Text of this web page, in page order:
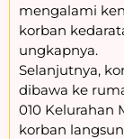
mengalami
korban
ungkapnya.
Selanjutnya,
dibawa ke
010 Kelurahan
korban